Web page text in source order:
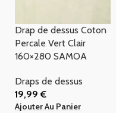
Drap de dessus Coton
Percale Vert Clair
160×280 SAMOA
Draps de dessus
19,99€
Ajouter Au Panier